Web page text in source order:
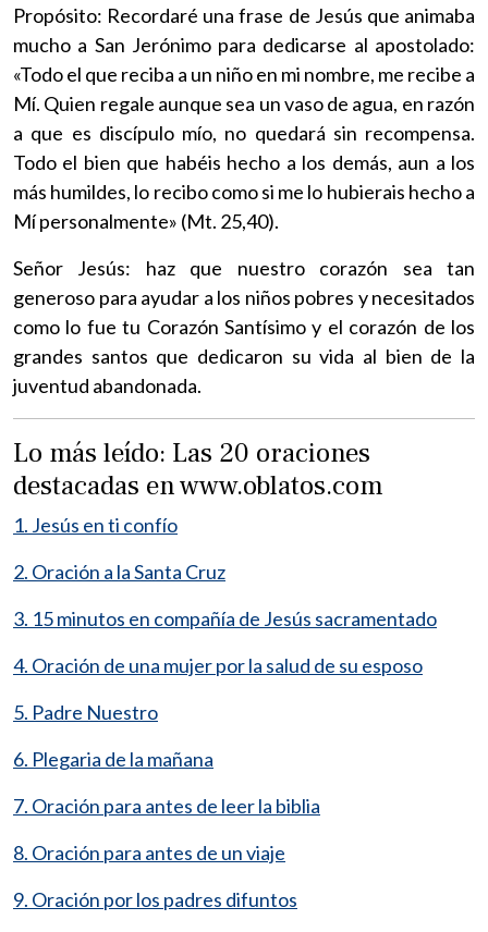
Propósito: Recordaré una frase de Jesús que animaba
mucho a San Jerónimo para dedicarse al apostolado:
«Todo el que reciba a un niño en mi nombre, me recibe a
Mí. Quien regale aunque sea un vaso de agua, en razón
a que es discípulo mío, no quedará sin recompensa.
Todo el bien que habéis hecho a los demás, aun a los
más humildes, lo recibo como si me lo hubierais hecho a
Mí personalmente» (Mt. 25,40).
Señor Jesús: haz que nuestro corazón sea tan
generoso para ayudar a los niños pobres y necesitados
como lo fue tu Corazón Santísimo y el corazón de los
grandes santos que dedicaron su vida al bien de la
juventud abandonada.
Lo más leído: Las 20 oraciones
destacadas en www.oblatos.com
1. Jesús en ti confío
2. Oración a la Santa Cruz
3. 15 minutos en compañía de Jesús sacramentado
4. Oración de una mujer por la salud de su esposo
5. Padre Nuestro
6. Plegaria de la mañana
7. Oración para antes de leer la biblia
8. Oración para antes de un viaje
9. Oración por los padres difuntos